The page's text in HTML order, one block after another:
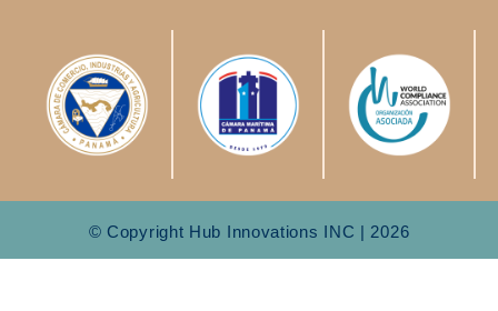
© Copyright Hub Innovations INC | 2026